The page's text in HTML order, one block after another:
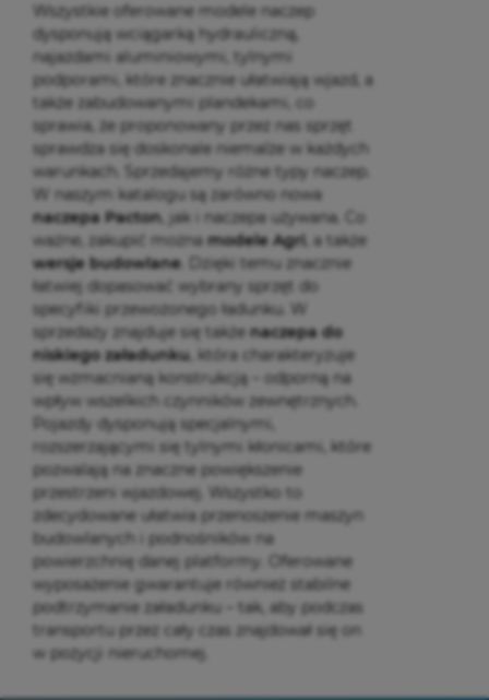
Wszystkie oferowane modele naczep
dysponują wciągarką hydrauliczną,
najazdami aluminiowymi, tylnymi
podporami, które znacznie ułatwiają wjazd, a
także zabudowanymi plandekami, co
sprawia, że proponowany przez nas sprzęt
sprawdza się doskonale niemalże w każdych
warunkach. Sprzedajemy różne typy naczep.
W naszym katalogu są zarówno nowa
naczepa Pacton, jak i naczepa używana. Co
ważne, zakupić można modele Agri , a także
wersje budowlane . Dzięki temu znacznie
łatwiej dopasować wybrany sprzęt do
specyfiki przewożonego ładunku. W
sprzedaży znajduje się także naczepa do
niskiego załadunku, która charakteryzuje
się wzmacnianą konstrukcją – odporną na
wpływ wszelkich czynników zewnętrznych.
Pojazdy dysponują specjalnymi,
rozszerzającymi się tylnymi kłonicami, które
pozwalają na znaczne powiększenie
przestrzeni wjazdowej. Wszystko to
zdecydowane ułatwia przenoszenie maszyn
budowlanych i podnośników na
powierzchnię danej platformy. Oferowane
wyposażenie gwarantuje również stabilne
podtrzymanie załadunku – tak, aby podczas
transportu przez cały czas znajdował się on
w pozycji nieruchomej.